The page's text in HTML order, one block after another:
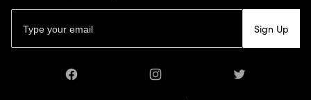
Sign Up
Facebook Instagram Twitter